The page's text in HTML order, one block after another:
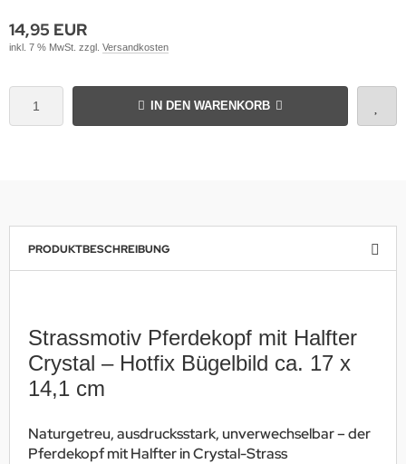
14,95 EUR
inkl. 7 % MwSt. zzgl. Versandkosten
IN DEN WARENKORB
PRODUKTBESCHREIBUNG
Strassmotiv Pferdekopf mit Halfter
Crystal – Hotfix Bügelbild ca. 17 x
14,1 cm
Naturgetreu, ausdrucksstark, unverwechselbar – der
Pferdekopf mit Halfter in Crystal-Strass